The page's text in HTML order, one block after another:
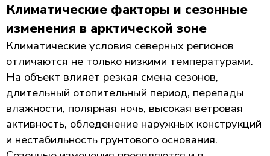
Климатические факторы и сезонные
изменения в арктической зоне
Климатические условия северных регионов
отличаются не только низкими температурами.
На объект влияет резкая смена сезонов,
длительный отопительный период, перепады
влажности, полярная ночь, высокая ветровая
активность, обледенение наружных конструкций
и нестабильность грунтового основания.